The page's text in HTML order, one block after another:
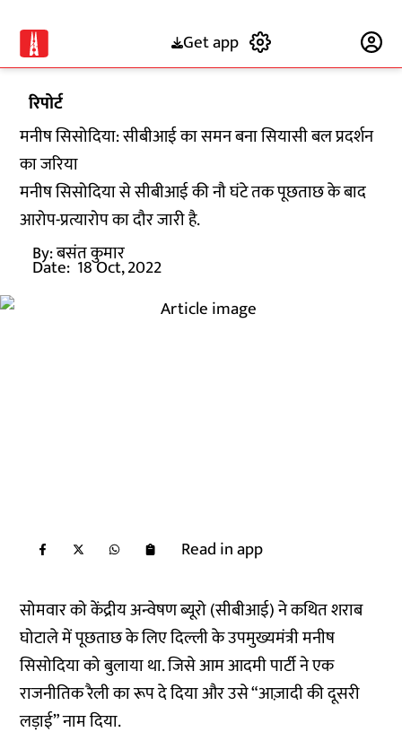
Get app
रिपोर्ट
मनीष सिसोदिया: सीबीआई का समन बना सियासी बल प्रदर्शन
का जरिया
मनीष सिसोदिया से सीबीआई की नौ घंटे तक पूछताछ के बाद
आरोप-प्रत्यारोप का दौर जारी है.
By:बसंत कुमार
Date: 18 Oct, 2022
Read in app
सोमवार को केंद्रीय अन्वेषण ब्यूरो (सीबीआई) ने कथित शराब
घोटाले में पूछताछ के लिए दिल्ली के उपमुख्यमंत्री मनीष
सिसोदिया को बुलाया था. जिसे आम आदमी पार्टी ने एक
राजनीतिक रैली का रूप दे दिया और उसे “आज़ादी की दूसरी
लड़ाई” नाम दिया.